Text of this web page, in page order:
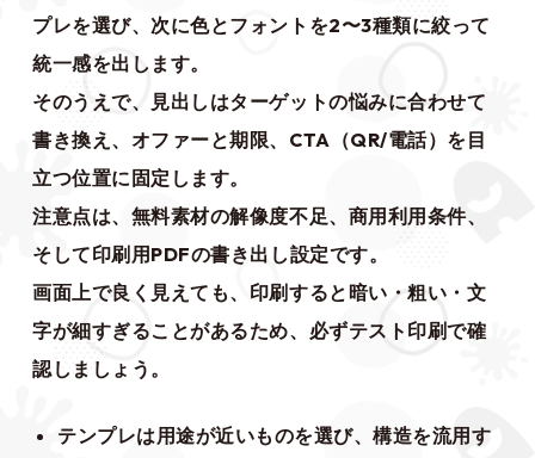
プレを選び、次に色とフォントを2〜3種類に絞って
統一感を出します。
そのうえで、見出しはターゲットの悩みに合わせて
書き換え、オファーと期限、CTA（QR/電話）を目
立つ位置に固定します。
注意点は、無料素材の解像度不足、商用利用条件、
そして印刷用PDFの書き出し設定です。
画面上で良く見えても、印刷すると暗い・粗い・文
字が細すぎることがあるため、必ずテスト印刷で確
認しましょう。
テンプレは用途が近いものを選び、構造を流用す